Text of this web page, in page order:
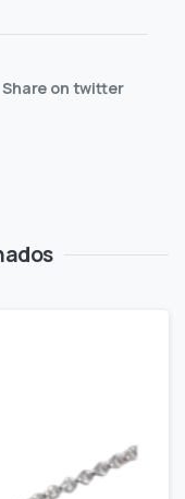
Share on twitter